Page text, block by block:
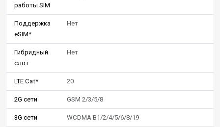
работы SIM
Поддержка
eSIM*
Нет
Гибридный
слот
Нет
LTE Cat* 20
2G сети GSM 2/3/5/8
3G сети WCDMA B1/2/4/5/6/8/19